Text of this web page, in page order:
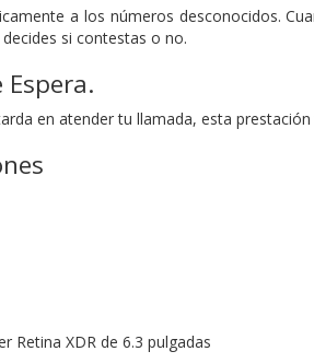
a los números desconocidos.
si contestas o no.
en atender tu llamada, esta
Retina XDR de 6.3 pulgadas